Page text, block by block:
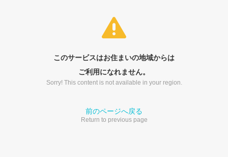
このサービスはお住まいの地域からは
ご利用になれません。
Sorry! This content is not available in your region.
前のページへ戻る
Return to previous page